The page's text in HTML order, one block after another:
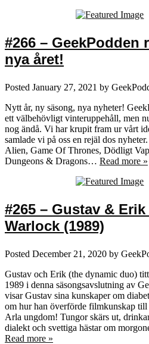
#266 – GeekPodden
nya året!
Posted January 27, 2021 by
Nytt år, ny säsong, nya nyheter!
ett välbehövligt vinteruppehåll, men
nog ändå. Vi har krupit fram ur vårt
samlade vi på oss en rejäl dos
Alien, Game Of Thrones, Dödligt
Dungeons & Dragons… Read more »
#265 – Gustav &
Warlock (1989)
Posted December 21, 2020 by
Gustav och Erik (the dynamic duo)
1989 i denna säsongsavslutning av
visar Gustav sina kunskaper om
om hur han överförde filmkunskap
Arla ungdom! Tungor skärs ut,
dialekt och svettiga hästar om
Read more »